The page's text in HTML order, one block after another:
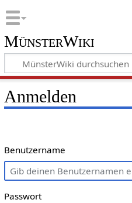
MünsterWiki
Anmelden
Benutzername
Passwort